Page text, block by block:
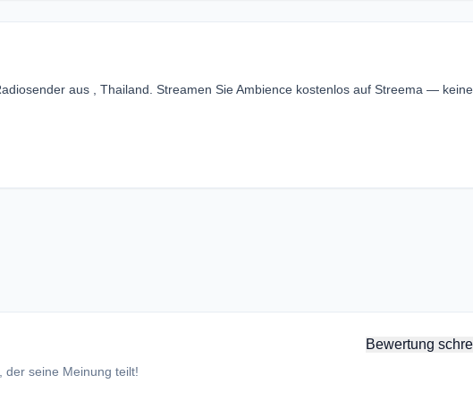
aus , Thailand. Streamen Sie Ambience kostenlos auf Streema — keine
Bewertung
der seine Meinung teilt!